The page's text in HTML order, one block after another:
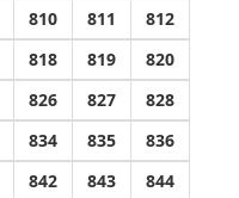
810 811
812
818 819
820
826 827
828
834 835
836
842 843
844